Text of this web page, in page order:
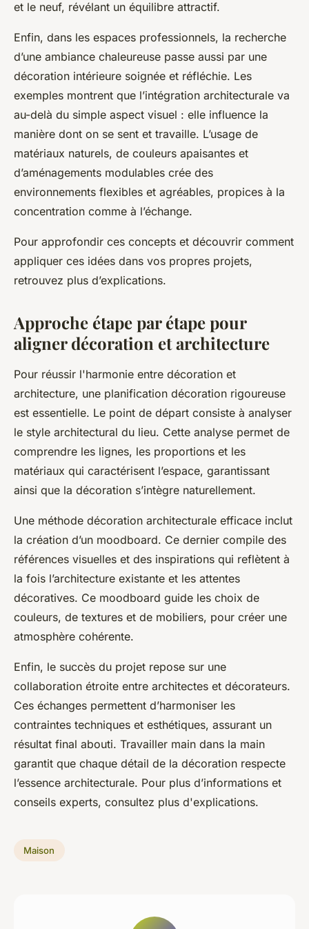
et le neuf, révélant un équilibre attractif.
Enfin, dans les espaces professionnels, la recherche
d’une ambiance chaleureuse passe aussi par une
décoration intérieure soignée et réfléchie. Les
exemples montrent que l’intégration architecturale va
au-delà du simple aspect visuel : elle influence la
manière dont on se sent et travaille. L’usage de
matériaux naturels, de couleurs apaisantes et
d’aménagements modulables crée des
environnements flexibles et agréables, propices à la
concentration comme à l’échange.
Pour approfondir ces concepts et découvrir comment
appliquer ces idées dans vos propres projets,
retrouvez plus d’explications.
Approche étape par étape pour
aligner décoration et architecture
Pour réussir l'harmonie entre décoration et
architecture, une planification décoration rigoureuse
est essentielle. Le point de départ consiste à analyser
le style architectural du lieu. Cette analyse permet de
comprendre les lignes, les proportions et les
matériaux qui caractérisent l’espace, garantissant
ainsi que la décoration s’intègre naturellement.
Une méthode décoration architecturale efficace inclut
la création d’un moodboard. Ce dernier compile des
références visuelles et des inspirations qui reflètent à
la fois l’architecture existante et les attentes
décoratives. Ce moodboard guide les choix de
couleurs, de textures et de mobiliers, pour créer une
atmosphère cohérente.
Enfin, le succès du projet repose sur une
collaboration étroite entre architectes et décorateurs.
Ces échanges permettent d’harmoniser les
contraintes techniques et esthétiques, assurant un
résultat final abouti. Travailler main dans la main
garantit que chaque détail de la décoration respecte
l’essence architecturale. Pour plus d’informations et
conseils experts, consultez plus d'explications.
Maison